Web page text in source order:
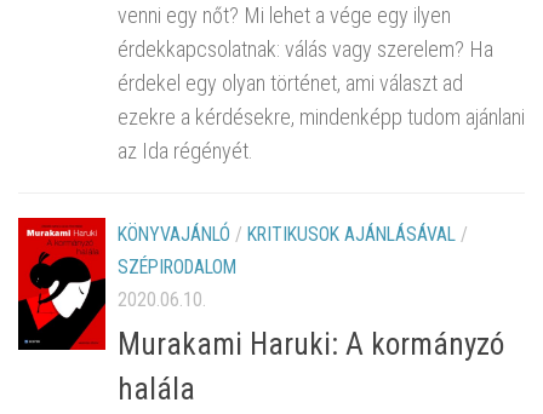
venni egy nőt? Mi lehet a vége egy ilyen
érdekkapcsolatnak: válás vagy szerelem? Ha
érdekel egy olyan történet, ami választ ad
ezekre a kérdésekre, mindenképp tudom ajánlani
az Ida régényét.
KÖNYVAJÁNLÓ / KRITIKUSOK AJÁNLÁSÁVAL /
SZÉPIRODALOM
2020.06.10.
Murakami Haruki: A kormányzó
halála